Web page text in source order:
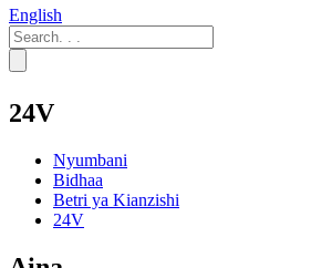
English
24V
Nyumbani
Bidhaa
Betri ya Kianzishi
24V